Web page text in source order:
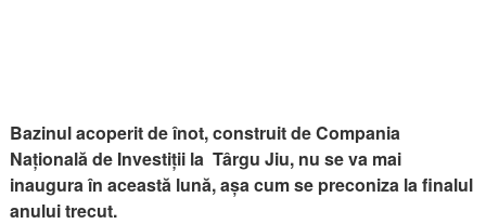
Bazinul acoperit de înot, construit de Compania
Națională de Investiții la Târgu Jiu, nu se va mai
inaugura în această lună, așa cum se preconiza la finalul
anului trecut.